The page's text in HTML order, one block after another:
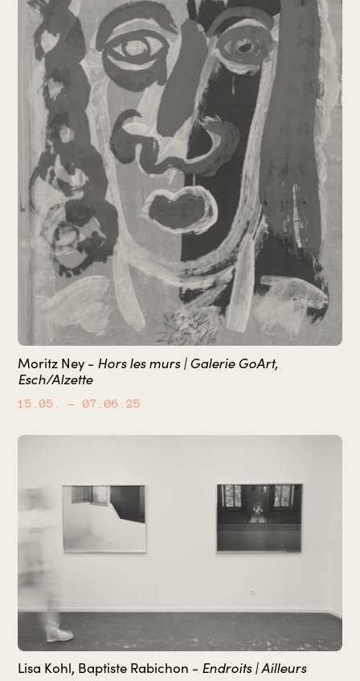
Moritz Ney - Hors les murs | Galerie GoArt,
Esch/Alzette
15.05. – 07.06.25
Lisa Kohl, Baptiste Rabichon - Endroits | Ailleurs